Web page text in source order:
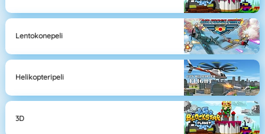
Lentokonepeli
Helikopteripeli
3D